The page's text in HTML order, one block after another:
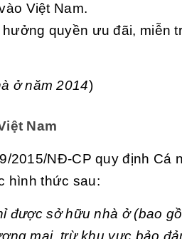
Việt Nam.
quyền ưu đãi, miễn
ở năm 2014)
Nam
2015/NĐ-CP quy định
hình thức sau:
được sở hữu nhà ở (bao
mại, trừ khu vực bảo